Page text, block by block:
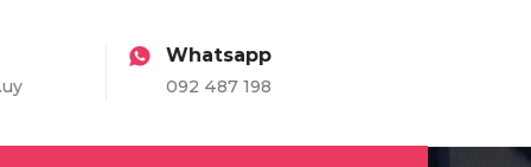
Whatsapp
092 487 198